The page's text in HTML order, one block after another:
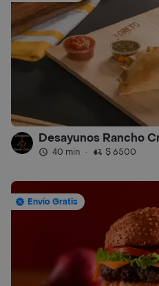
Desayunos Rancho
40 min · $ 6500
Envío Gratis